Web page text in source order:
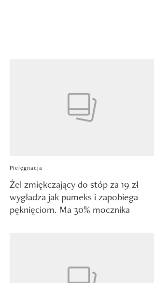
Pielęgnacja
Żel zmiękczający do stóp za 19 zł
wygładza jak pumeks i zapobiega
pęknięciom. Ma 30% mocznika